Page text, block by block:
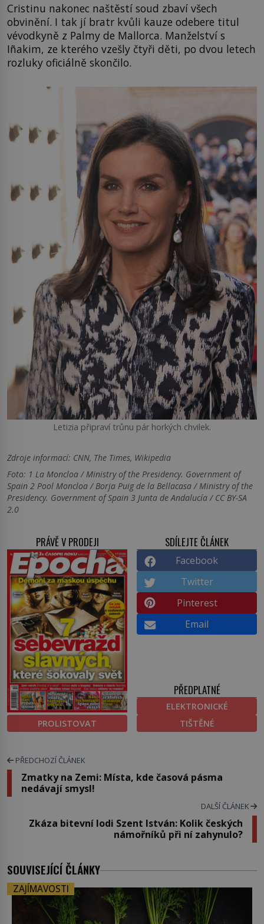
Cristinu nakonec naštěstí soud zbaví všech
obvinění. I tak jí bratr kvůli kauze odebere titul
vévodkyně z Palmy de Mallorca. Manželství s
Iñakim, ze kterého vzešly čtyři děti, po dvou letech
rozluky oficiálně skončilo.
Letizia připraví trůnu pár horkých chvilek.
Zdroje informací: CNN, The Times, Wikipedia
Foto: 1 La Moncloa / Ministry of the Presidency. Government of
Spain 2 Pool Moncloa / Borja Puig de la Bellacasa / Ministry of the
Presidency. Government of Spain 3 Junta de Andalucía / CC BY-SA
2.0
PRÁVĚ V PRODEJI
PROLISTOVAT
SDÍLEJTE ČLÁNEK
Facebook
Twitter
Pinterest
Email
PŘEDPLATNÉ
ELEKTRONICKÉ
TIŠTĚNÉ
PŘEDCHOZÍ ČLÁNEK
Zmatky na Zemi: Místa, kde časová pásma
nedávají smysl!
DALŠÍ ČLÁNEK
Zkáza bitevní lodi Szent István: Kolik českých
námořníků při ní zahynulo?
SOUVISEJÍCÍ ČLÁNKY
ZAJÍMAVOSTI